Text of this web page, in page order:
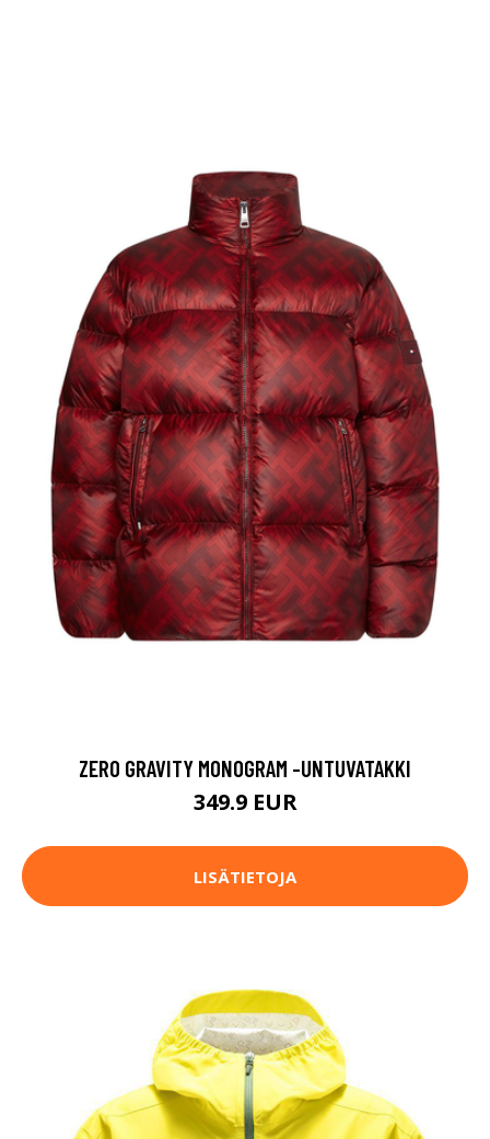
ZERO GRAVITY MONOGRAM -UNTUVATAKKI
349.9 EUR
LISÄTIETOJA